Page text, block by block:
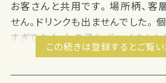
お客さんと共用です。 場所柄、客
せん。ドリンクも出ませんでした。
すぎてなく、女の子もボーイさん
タイミングが...この続きは登録するとご覧い